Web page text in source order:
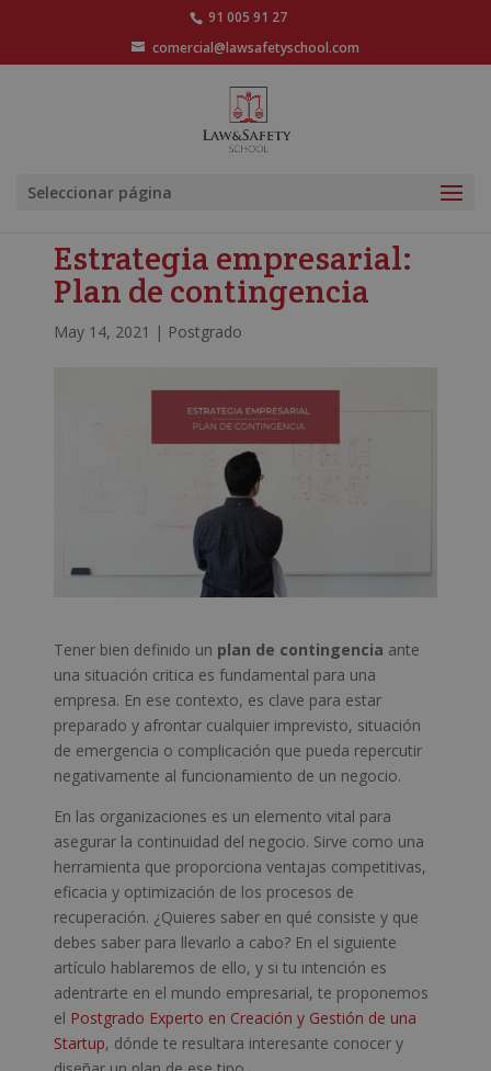
91 005 91 27
comercial@lawsafetyschool.com
Seleccionar página
Estrategia empresarial:
Plan de contingencia
May 14, 2021 | Postgrado
Tener bien definido un plan de contingencia ante
una situación critica es fundamental para una
empresa. En ese contexto, es clave para estar
preparado y afrontar cualquier imprevisto, situación
de emergencia o complicación que pueda repercutir
negativamente al funcionamiento de un negocio.
En las organizaciones es un elemento vital para
asegurar la continuidad del negocio. Sirve como una
herramienta que proporciona ventajas competitivas,
eficacia y optimización de los procesos de
recuperación. ¿Quieres saber en qué consiste y que
debes saber para llevarlo a cabo? En el siguiente
artículo hablaremos de ello, y si tu intención es
adentrarte en el mundo empresarial, te proponemos
el Postgrado Experto en Creación y Gestión de una
Startup, dónde te resultara interesante conocer y